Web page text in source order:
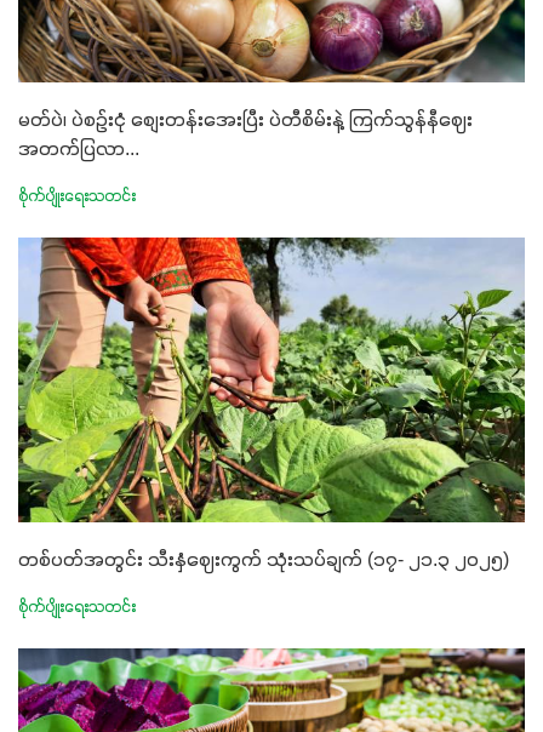
မတ်ပဲ၊ ပဲစဥ်းငုံ စျေးတန်းအေးပြီး ပဲတီစိမ်းနဲ့ ကြက်သွန်နီဈေး
အတက်ပြလာ...
စိုက်ပျိုးရေးသတင်း
တစ်ပတ်အတွင်း သီးနှံဈေးကွက် သုံးသပ်ချက် (၁၇- ၂၁.၃ ၂၀၂၅)
စိုက်ပျိုးရေးသတင်း